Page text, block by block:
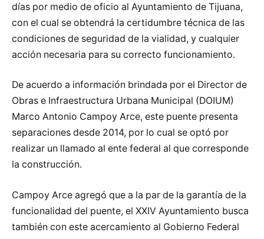
días por medio de oficio al Ayuntamiento de Tijuana,
con el cual se obtendrá la certidumbre técnica de las
condiciones de seguridad de la vialidad, y cualquier
acción necesaria para su correcto funcionamiento.
De acuerdo a información brindada por el Director de
Obras e Infraestructura Urbana Municipal (DOIUM)
Marco Antonio Campoy Arce, este puente presenta
separaciones desde 2014, por lo cual se optó por
realizar un llamado al ente federal al que corresponde
la construcción.
Campoy Arce agregó que a la par de la garantía de la
funcionalidad del puente, el XXIV Ayuntamiento busca
también con este acercamiento al Gobierno Federal